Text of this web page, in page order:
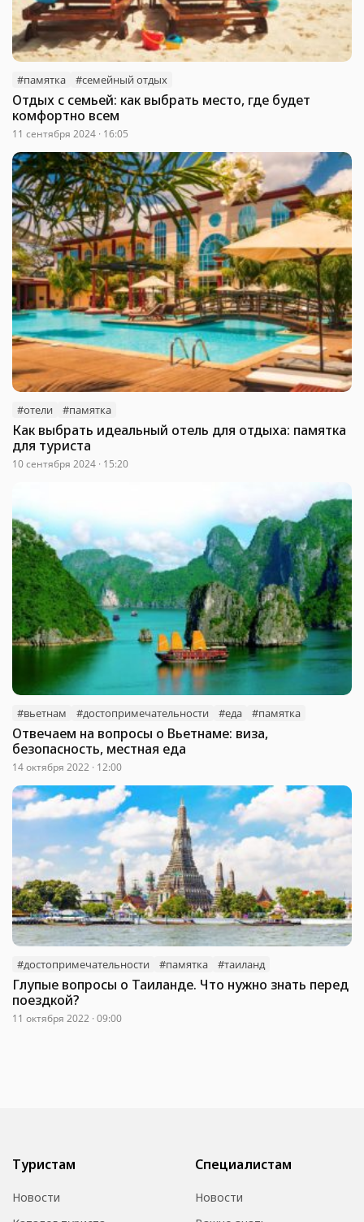
#памятка #семейный отдых
Отдых с семьей: как выбрать место, где будет
комфортно всем
11 сентября 2024 · 16:05
#отели #памятка
Как выбрать идеальный отель для отдыха: памятка
для туриста
10 сентября 2024 · 15:20
#вьетнам #достопримечательности #еда #памятка
Отвечаем на вопросы о Вьетнаме: виза,
безопасность, местная еда
14 октября 2022 · 12:00
#достопримечательности #памятка #таиланд
Глупые вопросы о Таиланде. Что нужно знать перед
поездкой?
11 октября 2022 · 09:00
Туристам
Новости
Специалистам
Новости